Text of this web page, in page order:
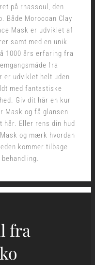
på rhassoul, den
Både Moroccan Clay
Mask er udviklet af
samt med en unik
1000 års erfaring fra
fra
er udviklet helt uden
med fantastiske
Giv dit hår en kur
Mask og få glansen
hår. Eller rens din hud
og mærk hvordan
kommer tilbage
fra